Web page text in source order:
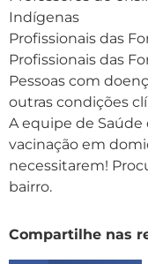
Indígenas
Profissionais das
Profissionais das
Pessoas com
outras condições
A equipe de Saúde
vacinação em
necessitarem!
bairro.
Compartilhe nas